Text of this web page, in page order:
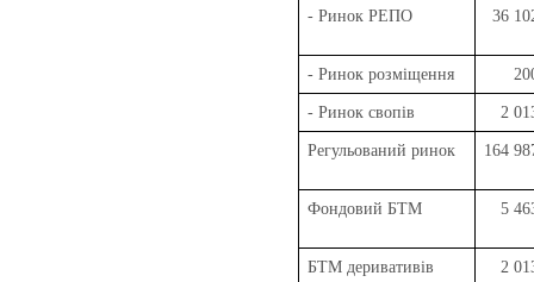
- Ринок РЕПО 36
- Ринок розміщення
- Ринок свопів 2
Регульований ринок 164
Фондовий БТМ 5
БТМ деривативів 2